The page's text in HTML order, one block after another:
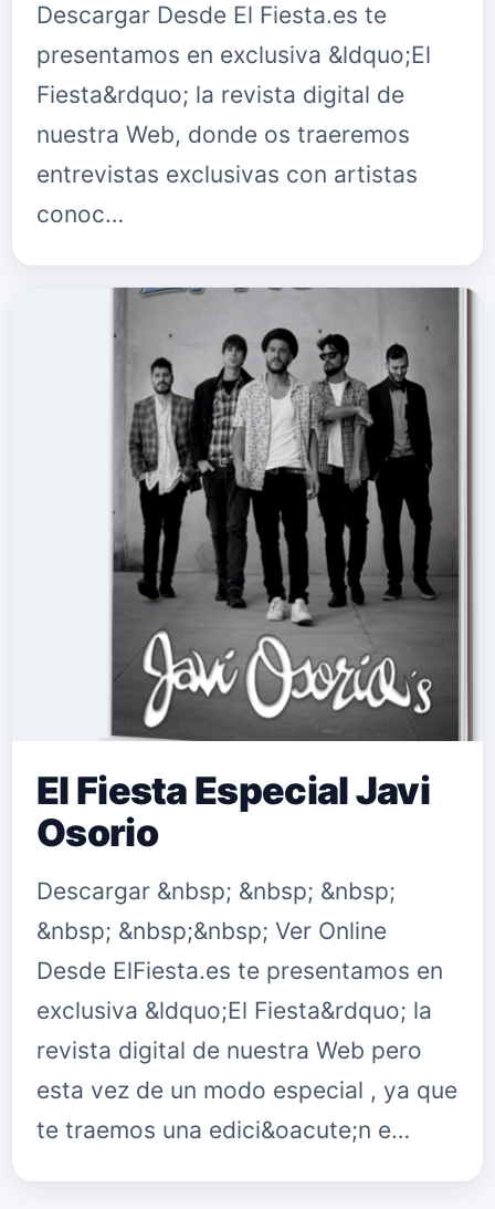
Descargar Desde El Fiesta.es te
presentamos en exclusiva &ldquo;El
Fiesta&rdquo; la revista digital de
nuestra Web, donde os traeremos
entrevistas exclusivas con artistas
conoc…
El Fiesta Especial Javi
Osorio
Descargar &nbsp; &nbsp; &nbsp;
&nbsp; &nbsp;&nbsp; Ver Online
Desde ElFiesta.es te presentamos en
exclusiva &ldquo;El Fiesta&rdquo; la
revista digital de nuestra Web pero
esta vez de un modo especial , ya que
te traemos una edici&oacute;n e…